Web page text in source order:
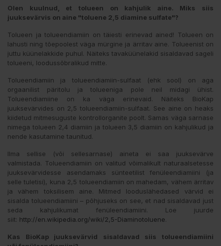
Olen kuulnud, et tolueen on kahjulik aine. Miks siis
juuksevärvis on aine "toluene 2,5 diamine sulfate"?
Tolueen ja tolueendiamiin on täiesti erinevad ained! Tolueen on
lahusti ning tõepoolest väga mürgine ja ärritav aine. Tolueenist on
juttu küünelakkide puhul. Näiteks tavaküünelakid sisaldavad sageli
tolueeni, loodussõbralikud mitte.
Tolueendiamiin ja tolueendiamiin-sulfaat (ehk sool) on aga
orgaanilist päritolu ja tolueeniga pole neil midagi ühist.
Tolueendiamiine on ka väga erinevaid. Näiteks BioKap
juuksevärvides on 2,5 tolueendiamiin-sulfaat. See aine on heaks
kiidetud mitmesuguste kontrollorganite poolt. Samas väga sarnase
nimega tolueen 2,4 diamiin ja tolueen 3,5 diamiin on kahjulikud ja
nende kasutamine taunitud.
Ilma sellise (või sellesarnase) aineta ei saa juuksevärve
valmistada. Tolueendiamiin on valitud võimalikult naturaalsetesse
juuksevärvidesse asendamaks sünteetilist fenüleendiamiini (ja
selle tuletisi), kuna 2,5 tolueendiamiin on mahedam, vähem ärritav
ja vähem toksilisem aine. Mitmed looduslähedased värvid ei
sisalda tolueendiamiini – põhjuseks on see, et nad sisaldavad just
seda kahjulikumat fenüleendiamiini. Loe juurde
siit: http://en.wikipedia.org/wiki/2,5-Diaminotoluene.
Kas BioKap juuksevärvid sisaldavad siis tolueendiamiini